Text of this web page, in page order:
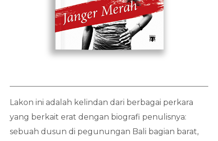
Lakon ini adalah kelindan dari berbagai perkara
yang berkait erat dengan biografi penulisnya:
sebuah dusun di pegunungan Bali bagian barat,